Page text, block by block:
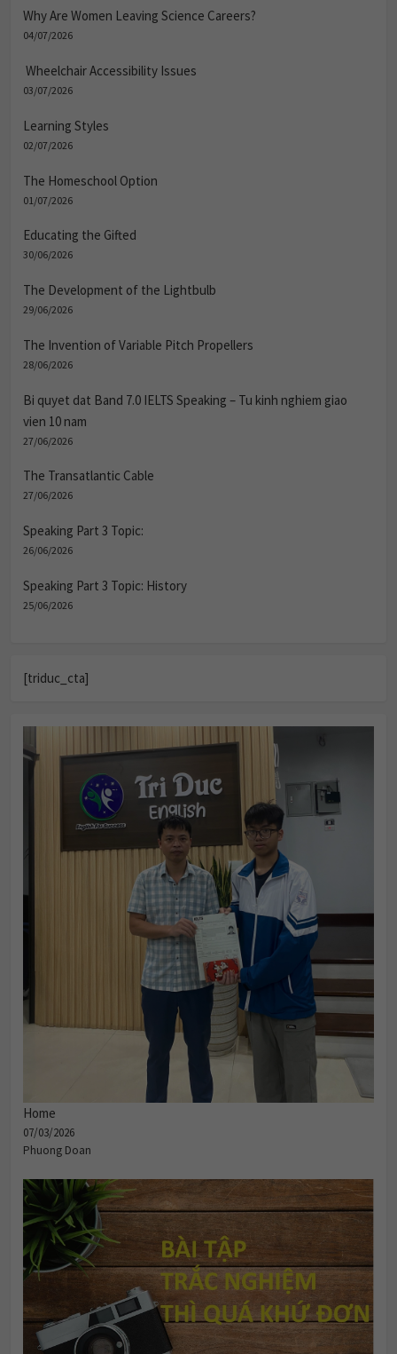
Why Are Women Leaving Science Careers?
04/07/2026
Wheelchair Accessibility Issues
03/07/2026
Learning Styles
02/07/2026
The Homeschool Option
01/07/2026
Educating the Gifted
30/06/2026
The Development of the Lightbulb
29/06/2026
The Invention of Variable Pitch Propellers
28/06/2026
Bi quyet dat Band 7.0 IELTS Speaking – Tu kinh nghiem giao
vien 10 nam
27/06/2026
The Transatlantic Cable
27/06/2026
Speaking Part 3 Topic:
26/06/2026
Speaking Part 3 Topic: History
25/06/2026
[triduc_cta]
Home
07/03/2026
Phuong Doan